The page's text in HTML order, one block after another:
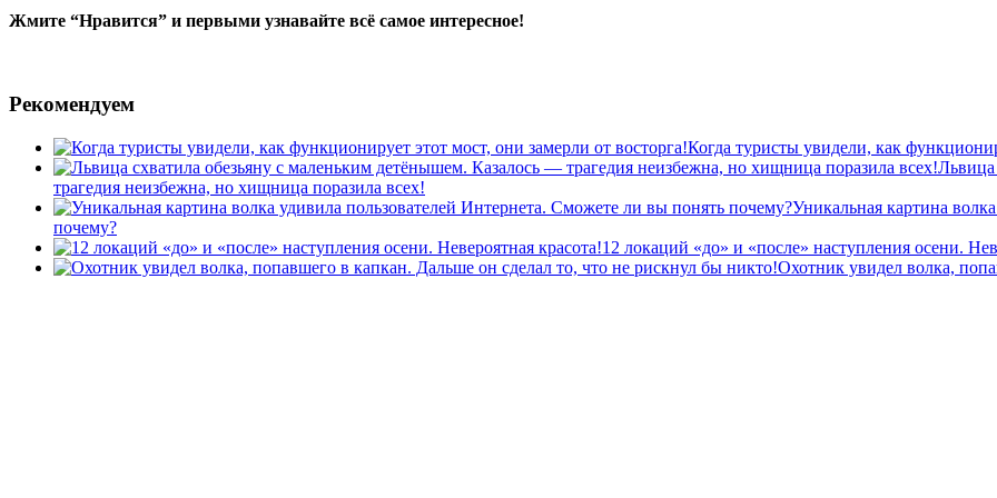
Жмите “Нравится” и первыми узнавайте всё самое интересное!
Рекомендуем
Когда туристы увидели, как
Львица
трагедия неизбежна, но хищница поразила всех!
Уникальная картина
почему?
12 локаций «до» и «после» наступления осени.
Охотник увидел волка,